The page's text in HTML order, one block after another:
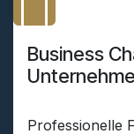
Business
Professionelle